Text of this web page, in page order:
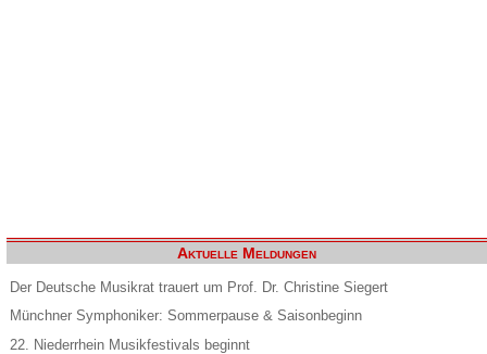
Aktuelle Meldungen
Der Deutsche Musikrat trauert um Prof. Dr. Christine Siegert
Münchner Symphoniker: Sommerpause & Saisonbeginn
22. Niederrhein Musikfestivals beginnt